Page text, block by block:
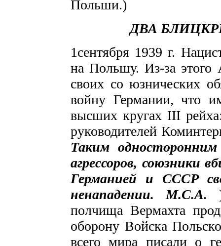
Польши.)
ДВА
1сентября 1939 г.
на Польшу. Из-за
своих со­ юзнических
войну Германии, что
высших кругах III
руководителей
Таким
агрессоров, союзники
Германией и СССР
ненападении. М.С.А.
полчища Вермахта
оборону Войска
всего мира писали о